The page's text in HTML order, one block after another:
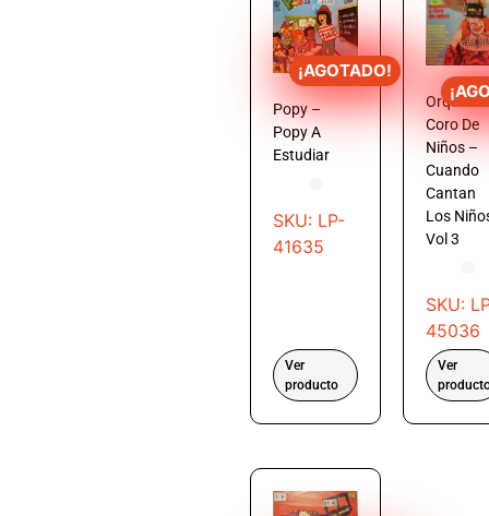
¡AGOTADO!
Popy –
Popy A
Estudiar
SKU: LP-
41635
Ver
producto
Coro De
Niños –
Cuando
Cantan
Los
Vol 3
SKU:
45036
Ver